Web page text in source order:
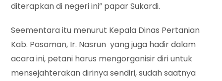
diterapkan di negeri ini” papar Sukardi.
Seementara itu menurut Kepala Dinas Pertanian
Kab. Pasaman, Ir. Nasrun yang juga hadir dalam
acara ini, petani harus mengorganisir diri untuk
mensejahterakan dirinya sendiri, sudah saatnya